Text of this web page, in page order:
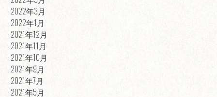
2022年3月
2022年1月
2021年12月
2021年11月
2021年10月
2021年9月
2021年7月
2021年5月